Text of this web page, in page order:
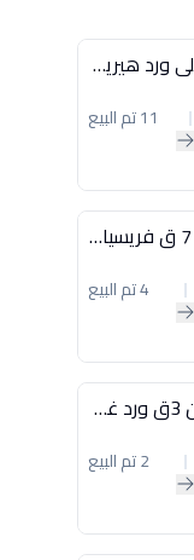
كوب350مللى ورد هيريفين
11 تم البيع
طقم شربات 7 ق فريسيا لومينارك
4 تم البيع
طقم برطمان 3ق ورد غطاء مينت جرين هيريفين
2 تم البيع